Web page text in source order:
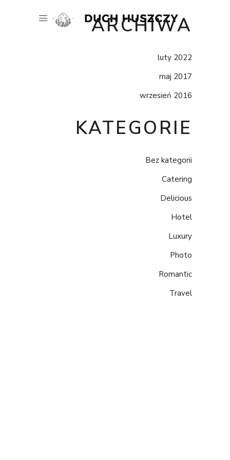
ARCHIWA
luty 2022
maj 2017
wrzesień 2016
KATEGORIE
Bez kategorii
Catering
Delicious
Hotel
Luxury
Photo
Romantic
Travel